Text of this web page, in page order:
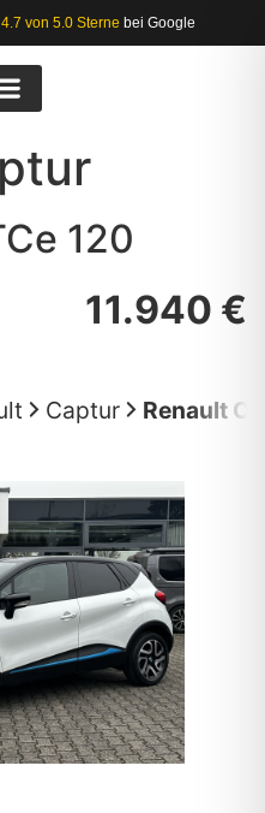
4.7 von 5.0 Sterne bei Google
120
11.940 €
Captur Renault